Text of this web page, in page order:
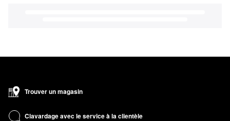
Trouver un magasin
Clavardage avec le service à la clientèle